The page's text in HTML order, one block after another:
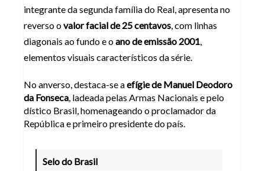
integrante da segunda família do Real, apresenta no
reverso ovalor facial de 25 centavos, com linhas
diagonais ao fundo e oano de emissão 2001,
elementos visuais característicos da série.
No anverso, destaca-se aefígie de Manuel Deodoro
da Fonseca, ladeada pelas Armas Nacionais e pelo
dístico Brasil, homenageando o proclamador da
República e primeiro presidente do país.
Selo do Brasil